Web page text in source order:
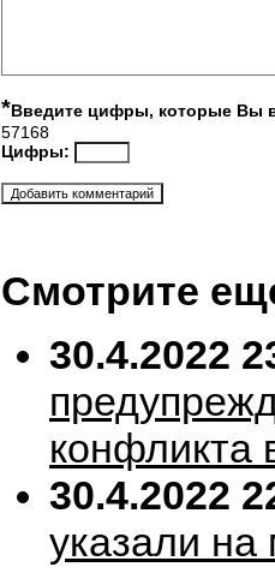
*Введите цифры, которые Вы
57168
Цифры:
Смотрите
30.4.2022
конфликта
30.4.2022
указали на